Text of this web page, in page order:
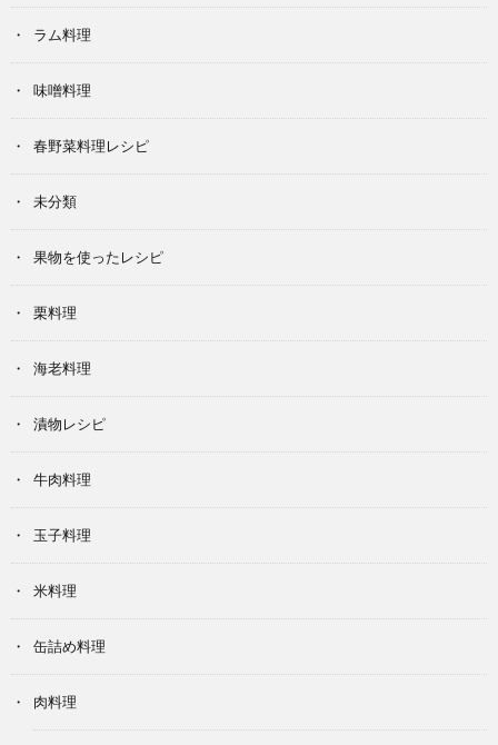
ラム料理
味噌料理
春野菜料理レシピ
未分類
果物を使ったレシピ
栗料理
海老料理
漬物レシピ
牛肉料理
玉子料理
米料理
缶詰め料理
肉料理